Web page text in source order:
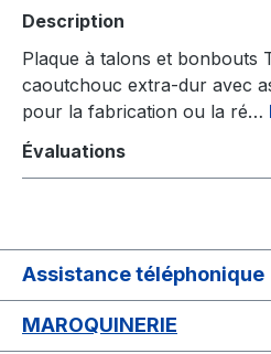
Description
Plaque à talons et bonbouts
caoutchouc extra-dur avec
pour la fabrication ou la ré…
Évaluations
Assistance téléphonique
MAROQUINERIE